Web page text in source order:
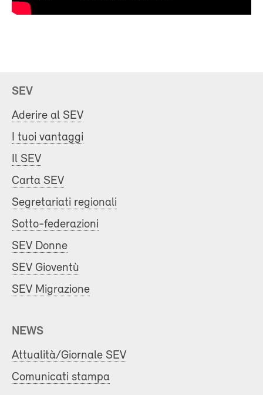
SEV
Aderire al SEV
I tuoi vantaggi
Il SEV
Carta SEV
Segretariati regionali
Sotto-federazioni
SEV Donne
SEV Gioventù
SEV Migrazione
NEWS
Attualità/Giornale SEV
Comunicati stampa